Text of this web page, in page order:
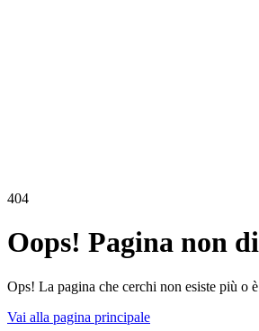
404
Oops! Pagina non
Ops! La pagina che cerchi non esiste più o
Vai alla pagina principale